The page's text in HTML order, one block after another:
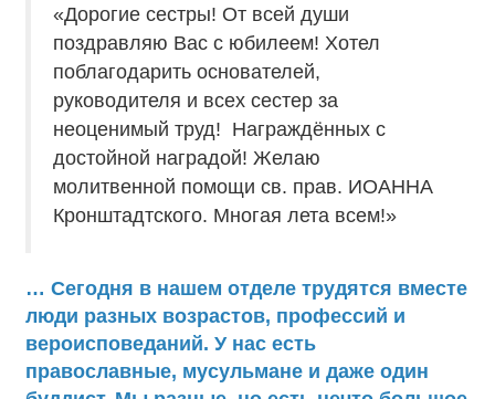
«Дорогие сестры! От всей души
поздравляю Вас с юбилеем! Хотел
поблагодарить основателей,
руководителя и всех сестер за
неоценимый труд! Награждённых с
достойной наградой! Желаю
молитвенной помощи св. прав. ИОАННА
Кронштадтского. Многая лета всем!»
… Сегодня в нашем отделе трудятся вместе
люди разных возрастов, профессий и
вероисповеданий. У нас есть
православные, мусульмане и даже один